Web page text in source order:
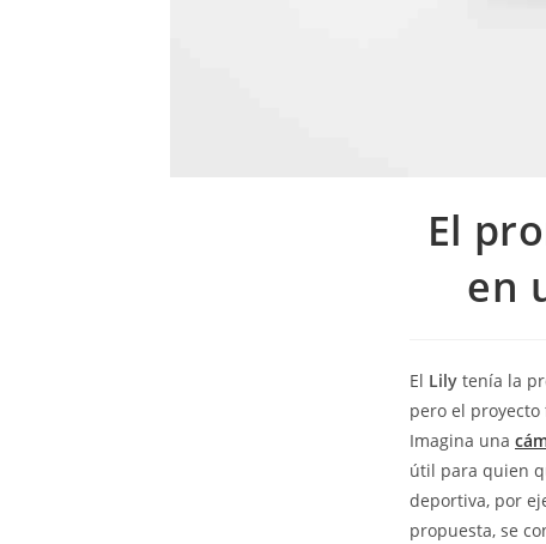
El
en
El Lily tenía la
pero el
Imagina una
útil para quien
deportiva, por
propuesta, se